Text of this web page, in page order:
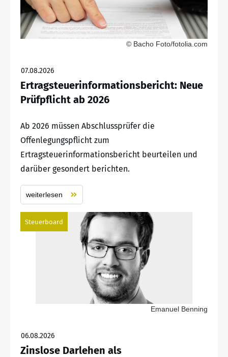
© Bacho Foto/fotolia.com
07.08.2026
Ertragsteuerinformationsbericht: Neue
Prüfpflicht ab 2026
Ab 2026 müssen Abschlussprüfer die
Offenlegungspflicht zum
Ertragsteuerinformationsbericht beurteilen und
darüber gesondert berichten.
weiterlesen
Steuerboard
Emanuel Benning
06.08.2026
Zinslose Darlehen als